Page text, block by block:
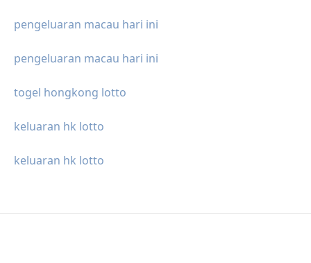
pengeluaran macau hari ini
pengeluaran macau hari ini
togel hongkong lotto
keluaran hk lotto
keluaran hk lotto